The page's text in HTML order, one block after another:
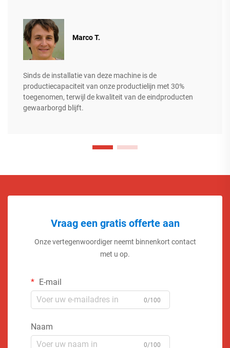
Marco T.
Sinds de installatie van deze machine is de
productiecapaciteit van onze productielijn met 30%
toegenomen, terwijl de kwaliteit van de eindproducten
gewaarborgd blijft.
Vraag een gratis offerte aan
Onze vertegenwoordiger neemt binnenkort contact
met u op.
E-mail
0/100
Naam
0/100